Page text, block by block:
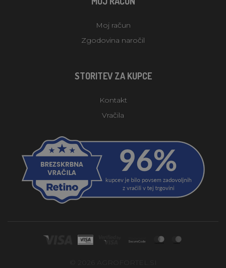
Moj račun
Zgodovina naročil
STORITEV ZA KUPCE
Kontakt
Vračila